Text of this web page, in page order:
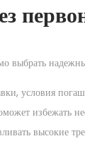
выбрать
условия
избежать
высокие